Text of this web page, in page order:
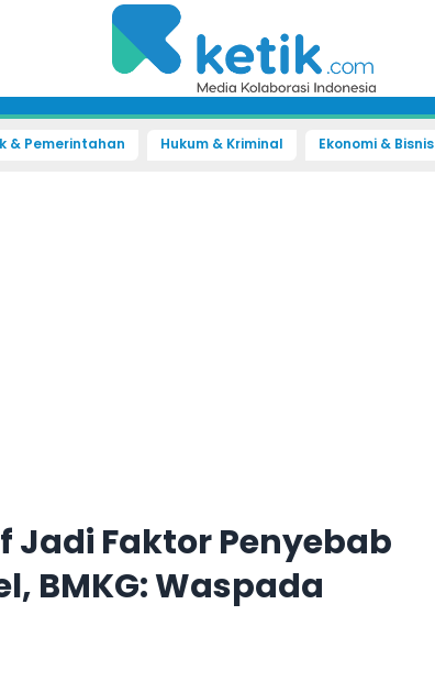
& Pemerintahan Hukum & Kriminal Ekonomi & Bisnis
Faktor Penyebab
BMKG: Waspada